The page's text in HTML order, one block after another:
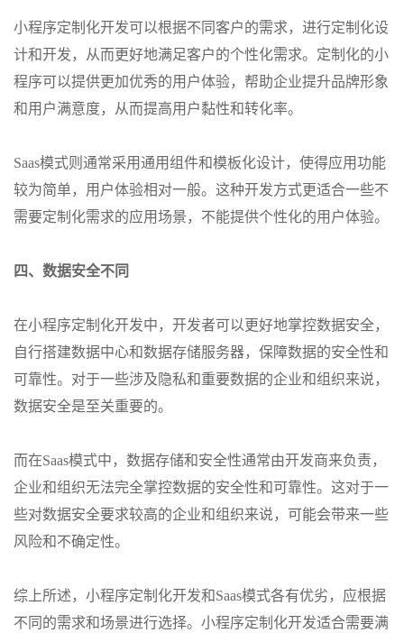
小程序定制化开发可以根据不同客户的需求，进行定制化设
计和开发，从而更好地满足客户的个性化需求。定制化的小
程序可以提供更加优秀的用户体验，帮助企业提升品牌形象
和用户满意度，从而提高用户黏性和转化率。
Saas模式则通常采用通用组件和模板化设计，使得应用功能
较为简单，用户体验相对一般。这种开发方式更适合一些不
需要定制化需求的应用场景，不能提供个性化的用户体验。
四、数据安全不同
在小程序定制化开发中，开发者可以更好地掌控数据安全，
自行搭建数据中心和数据存储服务器，保障数据的安全性和
可靠性。对于一些涉及隐私和重要数据的企业和组织来说，
数据安全是至关重要的。
而在Saas模式中，数据存储和安全性通常由开发商来负责，
企业和组织无法完全掌控数据的安全性和可靠性。这对于一
些对数据安全要求较高的企业和组织来说，可能会带来一些
风险和不确定性。
综上所述，小程序定制化开发和Saas模式各有优劣，应根据
不同的需求和场景进行选择。小程序定制化开发适合需要满